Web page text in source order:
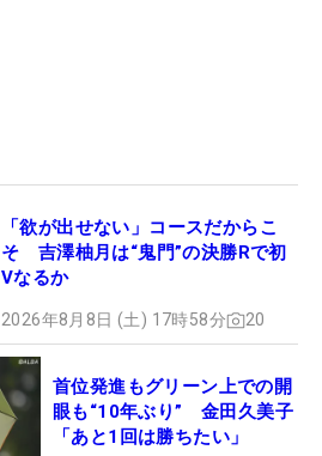
「欲が出せない」コースだからこ
そ 吉澤柚月は“鬼門”の決勝Rで初
Vなるか
2026年8月8日 (土) 17時58分 20
首位発進もグリーン上での開
眼も“10年ぶり” 金田久美子
「あと1回は勝ちたい」